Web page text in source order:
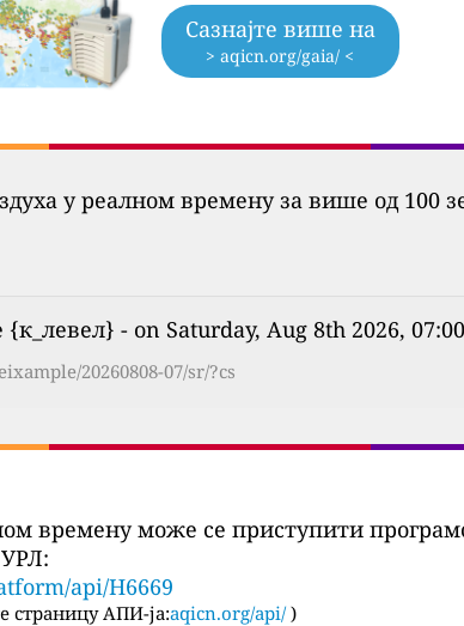
Сазнајте више на
> aqicn.org/gaia/ <
у реалном времену за више од 100
- on Saturday, Aug 8th 2026,
20260808-07/sr/?cs
времену може се приступити
api/H6669
страницу АПИ-ја:aqicn.org/api/ )